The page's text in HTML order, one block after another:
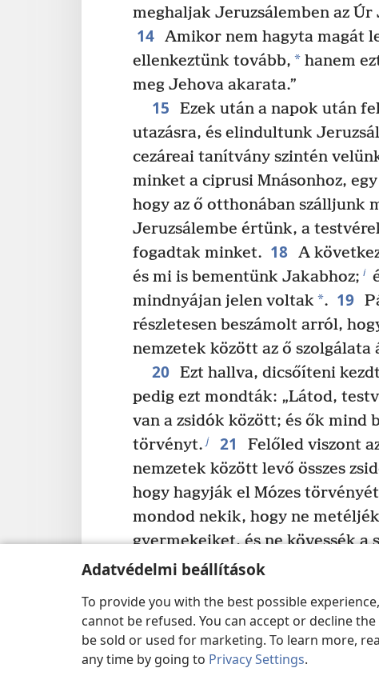
Adatvédelmi beállítások
To provide you with the best possible
cannot be refused. You can accept or decline
be sold or used for marketing. To learn more,
any time by going to Privacy Settings.
meghaljak Jeruzsálemben az Úr
14 Amikor nem hagyta magát
ellenkeztünk tovább, * hanem
meg Jehova akarata.”
15
Ezek után a napok után
utazásra, és elindultunk
cezáreai tanítvány szintén
minket a ciprusi Mnásonhoz,
hogy az ő otthonában szálljunk
Jeruzsálembe értünk, a
fogadtak minket. 18 A
és mi is bementünk Jakabhoz; i
mindnyájan jelen voltak *. 19
részletesen beszámolt arról,
nemzetek között az ő szolgálata
20 Ezt hallva, dicsőíteni
pedig ezt mondták: „Látod,
van a zsidók között; és ők mind
törvényt. j 21
Felőled viszont
nemzetek között levő összes
hogy hagyják el Mózes
mondod nekik, hogy ne
gyermekeiket, és ne kövessék a
Akkor hát mi a teendő? Mivel
amit mondunk neked: Van
fogadalmat tettek. 24 Vedd
tisztulj meg velük együtt